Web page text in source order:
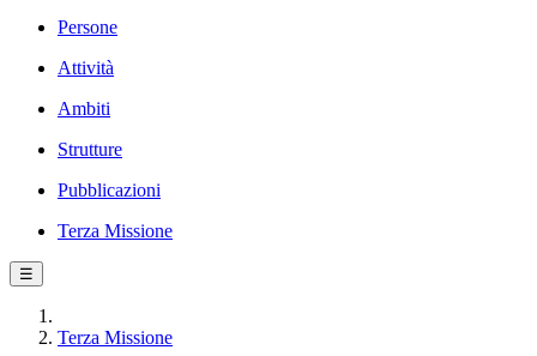
Persone
Attività
Ambiti
Strutture
Pubblicazioni
Terza Missione
☰
Terza Missione